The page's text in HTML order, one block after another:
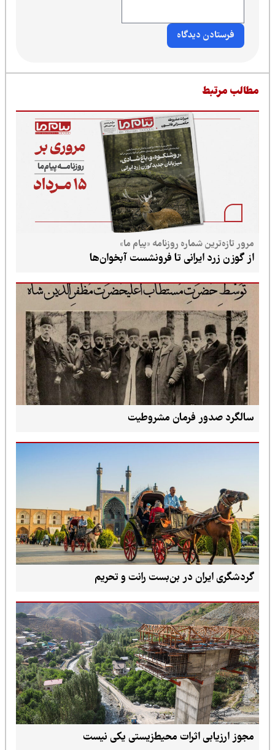
مرتبط
مرور تازه‌ترین شماره روزنامه «پیام ما»
از گوزن زرد ایرانی تا فرونشست آبخوان‌ها
سالگرد صدور فرمان مشروطیت
گردشگری ایران در بن‌بست رانت و تحریم
مجوز ارزیابی اثرات محیط‌زیستی یکی نیست